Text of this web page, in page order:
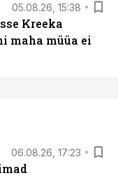
05.08.26, 15:38
Kreeka
maha müüa ei
06.08.26, 17:23